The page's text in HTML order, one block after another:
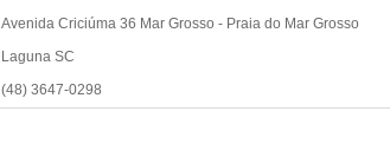
Avenida Criciúma 36 Mar Grosso - Praia do Mar Grosso
Laguna SC
(48) 3647-0298